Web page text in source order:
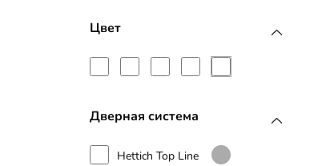
Цвет
Дверная система
Hettich Top Line